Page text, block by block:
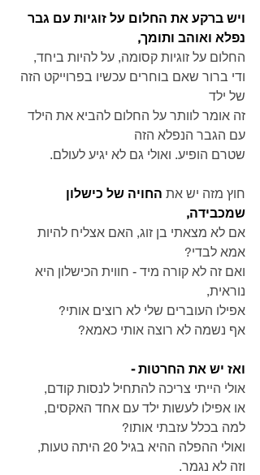
ויש ברקע את החלום על זוגיות עם גבר
נפלא ואוהב ותומך,
החלום על זוגיות קסומה, על להיות ביחד,
ודי ברור שאם בוחרים עכשיו בפרוייקט הזה
של ילד
זה אומר לוותר על החלום להביא את הילד
עם הגבר הנפלא הזה
שטרם הופיע. ואולי גם לא יגיע לעולם.
חוץ מזה יש את החויה של כישלון
שמכבידה,
אם לא מצאתי בן זוג, האם אצליח להיות
אמא לבדי?
ואם זה לא קורה מיד - חווית הכישלון היא
נוראית,
אפילו העוברים שלי לא רוצים אותי?
אף נשמה לא רוצה אותי כאמא?
ואז יש את החרטות -
אולי הייתי צריכה להתחיל לנסות קודם,
או אפילו לעשות ילד עם אחד האקסים,
למה בכלל עזבתי אותו?
ואולי ההפלה ההיא בגיל 20 היתה טעות,
וזה לא נגמר.